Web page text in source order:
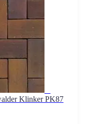
Klinker PK87